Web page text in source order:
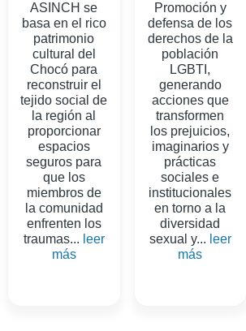
ASINCH se
basa en el rico
patrimonio
cultural del
Chocó para
reconstruir el
tejido social de
la región al
proporcionar
espacios
seguros para
que los
miembros de
la comunidad
enfrenten los
traumas... leer
más
Promoción y
defensa de los
derechos de la
población
LGBTI,
generando
acciones que
transformen
los prejuicios,
imaginarios y
prácticas
sociales e
institucionales
en torno a la
diversidad
sexual y... leer
más